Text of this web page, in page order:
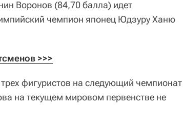
Воронов (84,70 балла) идет
чемпион японец Юдзуру Ханю
>>>
фигуристов на следующий чемпионат
на текущем мировом первенстве не